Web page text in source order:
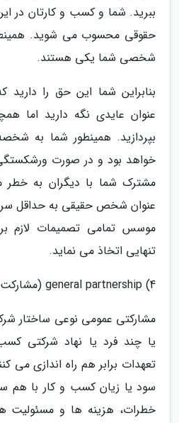
ببرید. شما و کسب و کارتان در
حقوقی محسوب می شوید.
شخصی شما یکی هستند.
بنابراین شما این حق را
عنوان عایدی نگه دارید اما
بپردازید. همینطور شما به
خواهد بود و در صورت
مشترک شما با دیگران به
عنوان شخص حقیقی به حداقل
موسس تمامی تصمیمات لازم
تنهایی اتخاذ می نماید.
4) general partnership (مشارکت عمومی)
مشارکتی عمومی نوعی ساختار
یا چند فرد یا نهاد شرکتی
تعهدات برابر هم راه اندازی می
سود یا زیان کسب و کار با هم
خطرات، هزینه ها و مسئولیت